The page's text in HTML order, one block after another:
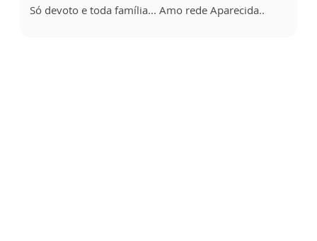
Só devoto e toda família... Amo rede Aparecida..